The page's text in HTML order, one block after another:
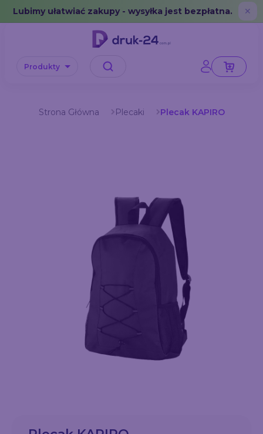
Error: No data in cache or invalid format
Lubimy ułatwiać zakupy - wysyłka jest bezpłatna. ✕
Produkty
Strona Główna Plecaki Plecak KAPIRO